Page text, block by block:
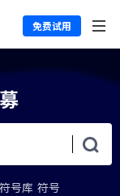
免费试用
符号库 符号